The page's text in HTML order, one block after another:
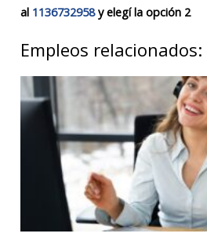
al 1136732958y elegí la opción 2
Empleos relacionados: